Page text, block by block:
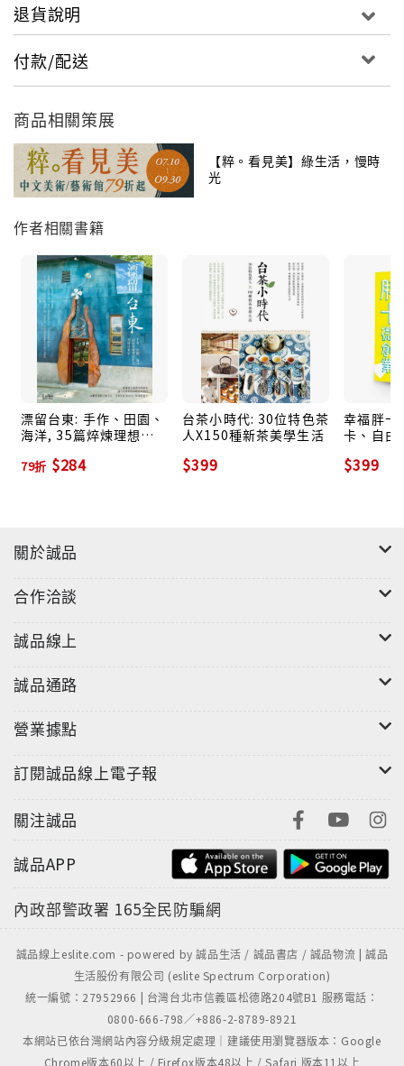
• 收藏入門全解析
涵括三位達人談古物、古物的歷史文化故事、收納保養
訣竅、世界市集店鋪指南，從年代、國家、材質一一剖
析各種設計元素，古物關鍵字、風格詮釋，時間成就的
獨一無二，承載無數故事刻下的美麗痕跡，看見古物不
同的美好。
18位店主嚴選500件屬於舊時代的美好生活器物，從台
灣、日本、歐美到東南亞，從十九世紀 到二十世紀，打
字機、琺琅壺、人檯、煤油燈、唱盤、窗花、電影椅，
散落在生活場景中。
• 呈現示範
居家生活場景分類，古物的實際運用，提供擺設參考。
舊冰箱夾層安放書本增添一抹清新，法國保險箱厚實鑄
鐵撬開鐵門成為衣著們的堅實堡壘，落漆的深褐色高鼓
替換繃緊的鼓皮為鮮花有著強烈映襯，用新視角讓古物
於當代重生。
退貨說明
付款/配送
商品相關策展
【粹。看見美】綠生活，慢時
光
作者相關書籍
漂留台東: 手作、田園、
海洋, 35篇焠煉理想生
79折 $284
台茶小時代: 30位特色茶
人X150種新茶美學生活
$399
幸福胖卡
卡、自由
營, 25輛
$399
關於誠品
合作洽談
誠品線上
誠品通路
營業據點
訂閱誠品線上電子報
關注誠品
誠品APP
內政部警政署 165全民防騙網
誠品線上eslite.com - powered by 誠品生活 / 誠品書店 / 誠品物流 | 誠品
生活股份有限公司 (eslite Spectrum Corporation)
統一編號：27952966 | 台灣台北市信義區松德路204號B1 服務電話：
0800-666-798／+886-2-8789-8921
本網站已依台灣網站內容分級規定處理｜建議使用瀏覽器版本：Google
Chrome版本60以上 / Firefox版本48以上 / Safari 版本11以上